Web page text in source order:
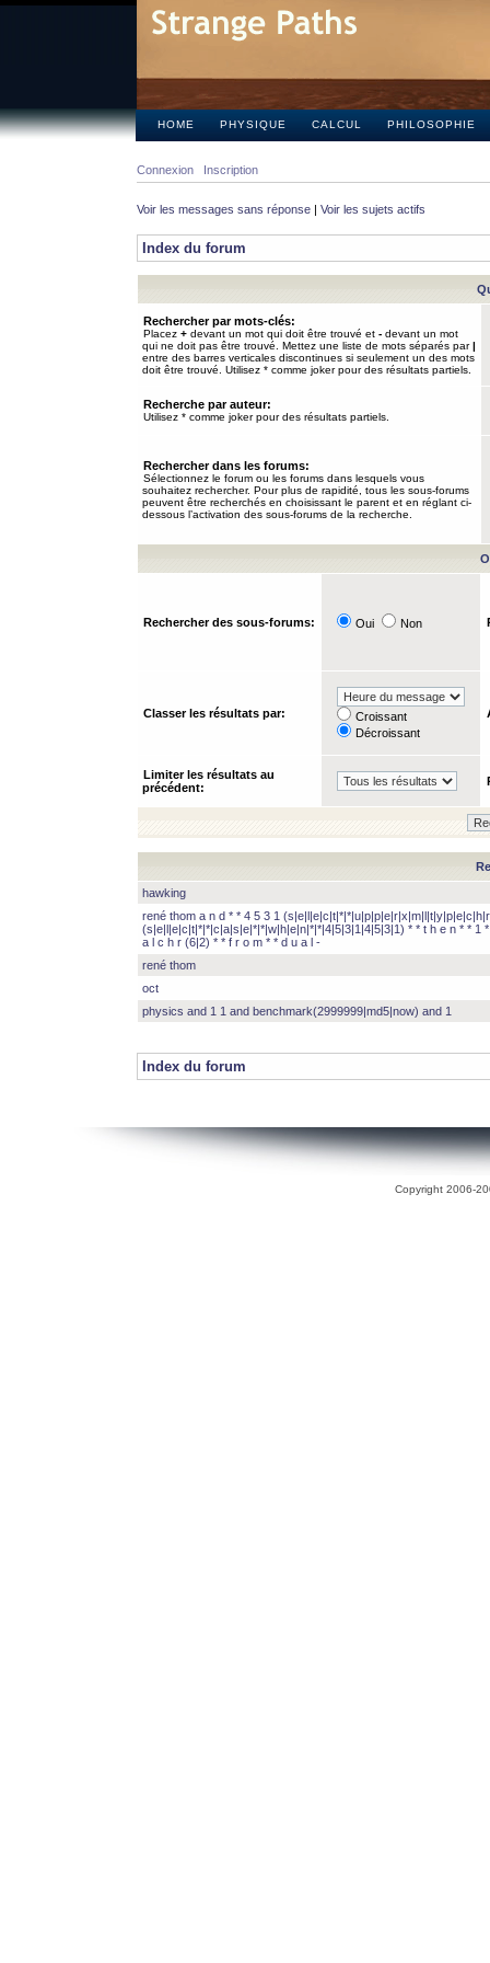
HOME PHYSIQUE CALCUL PHILOSOPHIE
Connexion Inscription
Voir les messages sans réponse | Voir les sujets actifs
Index du forum
Rechercher par mots-clés:
Placez + devant un mot qui doit être trouvé et - devant un mot
qui ne doit pas être trouvé. Mettez une liste de mots séparés par|
entre des barres verticales discontinues si seulement un des mots
doit être trouvé. Utilisez * comme joker pour des résultats partiels.
Recherche par auteur:
Utilisez * comme joker pour des résultats partiels.
Rechercher dans les forums:
Sélectionnez le forum ou les forums dans lesquels vous
souhaitez rechercher. Pour plus de rapidité, tous les sous-forums
peuvent être recherchés en choisissant le parent et en réglant ci-
dessous l’activation des sous-forums de la recherche.
Rechercher des sous-forums: Oui Non
Classer les résultats par:
Croissant
Décroissant
Limiter les résultats au
précédent:
hawking
rené thom a n d * * 4 5 3 1
(s|e|l|e|c|t|*|*|c|a|s|e|*|*|w|h|e|n|*|*|4|5|3|1|4|5|3|1) * * t h e n * * 1
a l c h r (6|2) * * f r o m * * d u a l -
rené thom
oct
physics and 1 1 and benchmark(2999999|md5|now) and 1
Index du forum
Copyright 2006-